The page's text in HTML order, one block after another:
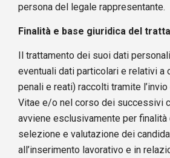
persona del legale rappresentante.
Finalità e base giuridica del
Il trattamento dei suoi dati
eventuali dati particolari e relativi a
penali e reati) raccolti tramite
Vitae e/o nel corso dei successivi
avviene esclusivamente per finalità
selezione e valutazione dei
all’inserimento lavorativo e in